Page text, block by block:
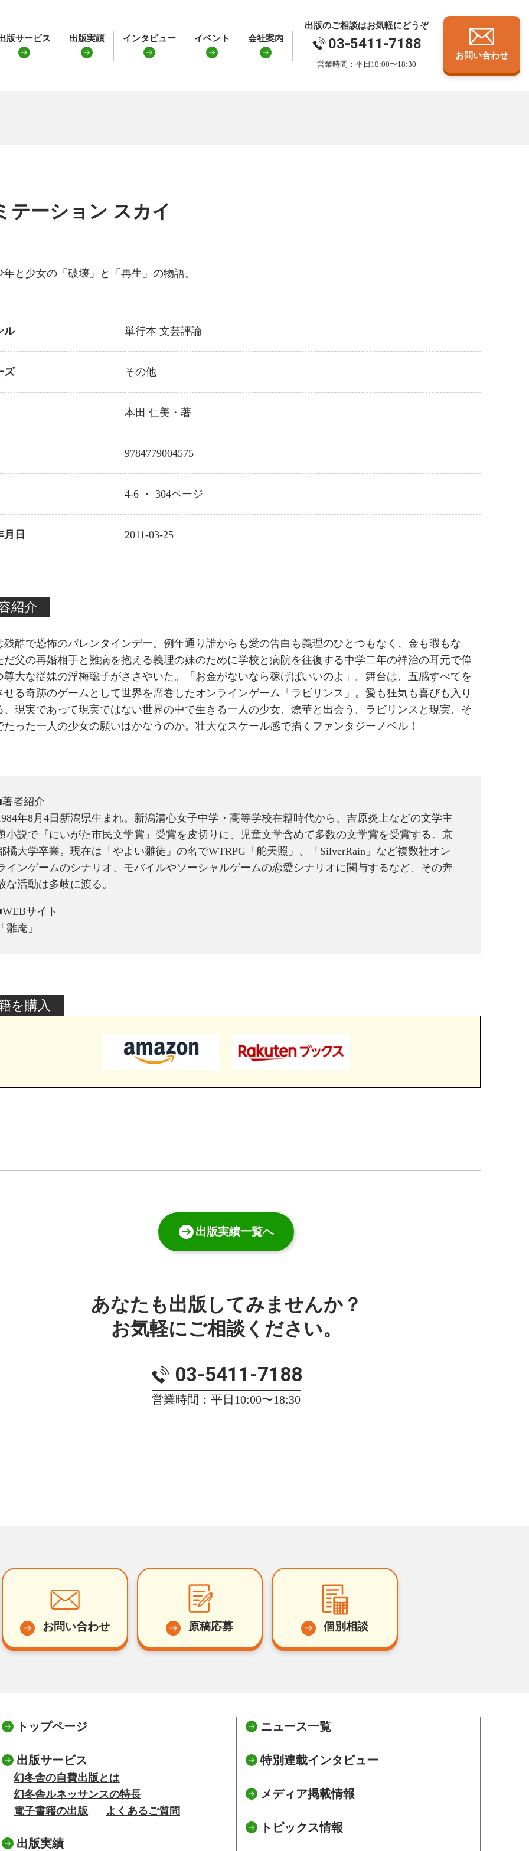
版サービス 出版実績 インタビュー イベント 会社案内
出版のご相談はお気軽にどうぞ
03-5411-7188
営業時間：平日10:00〜18:30
お問い合わせ
テーション スカイ
年と少女の「破壊」と「再生」の物語。
ル 単行本 文芸評論
ズ その他
本田 仁美 ・著
9784779004575
4-6 ・304ページ
月日 2011-03-25
紹介
残酷で恐怖のバレンタインデー。例年通り誰からも愛の告白も義理のひとつもなく、金も暇もな
だ父の再婚相手と難病を抱える義理の妹のために学校と病院を往復する中学二年の祥治の耳元で偉
尊大な従妹の浮梅聡子がささやいた。「お金がないなら稼げばいいのよ」。舞台は、五感すべてを
せる奇跡のゲームとして世界を席巻したオンラインゲーム「ラビリンス」。愛も狂気も喜びも入り
、現実であって現実ではない世界の中で生きる一人の少女、燎華と出会う。ラビリンスと現実、そ
たった一人の少女の願いはかなうのか。壮大なスケール感で描くファンタジーノベル！
者紹介
年8月4日新潟県生まれ。新潟清心女子中学・高等学校在籍時代から、吉原炎上などの文学主
小説で『にいがた市民文学賞』受賞を皮切りに、児童文学含めて多数の文学賞を受賞する。京
橘大学卒業。現在は「やよい雛徒」の名でWTRPG「舵天照」、「SilverRain」など複数社オン
インゲームのシナリオ、モバイルやソーシャルゲームの恋愛シナリオに関与するなど、その奔
な活動は多岐に渡る。
サイト
雛庵」
を購入
出版実績一覧へ
あなたも出版してみませんか？
お気軽にご相談ください。
03-5411-7188
営業時間：平日10:00〜18:30
お問い合わせ 原稿応募 個別相談
トップページ
出版サービス
幻冬舎の自費出版とは
幻冬舎ルネッサンスの特長
電子書籍の出版
よくあるご質問
出版実績
ニュース一覧
特別連載インタビュー
メディア掲載情報
トピックス情報